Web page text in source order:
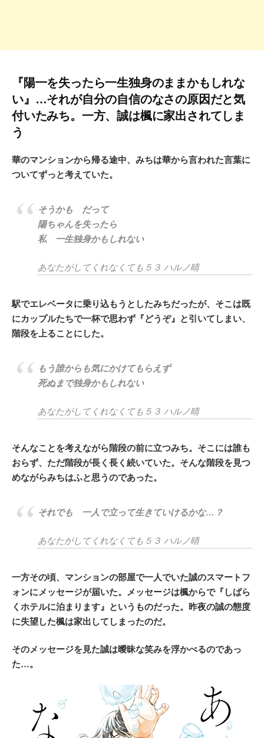
『陽一を失ったら一生独身のままかもしれな
い』…それが自分の自信のなさの原因だと気
付いたみち。一方、誠は楓に家出されてしま
う
華のマンションから帰る途中、みちは華から言われた言葉に
ついてずっと考えていた。
そうかも だって
陽ちゃんを失ったら
私 一生独身かもしれない
あなたがしてくれなくても５３ ハルノ晴
駅でエレベータに乗り込もうとしたみちだったが、そこは既
にカップルたちで一杯で思わず『どうぞ』と引いてしまい、
階段を上ることにした。
もう誰からも気にかけてもらえず
死ぬまで独身かもしれない
あなたがしてくれなくても５３ ハルノ晴
そんなことを考えながら階段の前に立つみち。そこには誰も
おらず、ただ階段が長く長く続いていた。そんな階段を見つ
めながらみちはふと思うのであった。
それでも 一人で立って生きていけるかな…？
あなたがしてくれなくても５３ ハルノ晴
一方その頃、マンションの部屋で一人でいた誠のスマートフ
ォンにメッセージが届いた。メッセージは楓からで『しばら
くホテルに泊まります』というものだった。昨夜の誠の態度
に失望した楓は家出してしまったのだ。
そのメッセージを見た誠は曖昧な笑みを浮かべるのであっ
た…。